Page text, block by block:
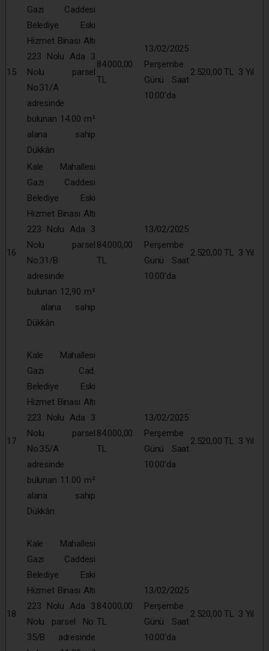
15
Gazi Caddesi
Belediye Eski
Hizmet Binası Altı
223 Nolu Ada 3
Nolu parsel
No:31/A
adresinde
bulunan 14.00 m²
alana sahip
Dükkân
84.000,00
TL
13/02/2025
Perşembe
Günü Saat
10:00’da
2.520,00 TL 3 Yıl
16
Kale Mahallesi
Gazi Caddesi
Belediye Eski
Hizmet Binası Altı
223 Nolu Ada 3
Nolu parsel
No:31/B
adresinde
bulunan 12,90 m²
alana sahip
Dükkân
84.000,00
TL
13/02/2025
Perşembe
Günü Saat
10:00’da
2.520,00 TL 3 Yıl
17
Kale Mahallesi
Gazi Cad.
Belediye Eski
Hizmet Binası Altı
223 Nolu Ada 3
Nolu parsel
No:35/A
adresinde
bulunan 11.00 m²
alana sahip
Dükkân
84.000,00
TL
13/02/2025
Perşembe
Günü Saat
10:00’da
2.520,00 TL 3 Yıl
18
Kale Mahallesi
Gazi Caddesi
Belediye Eski
Hizmet Binası Altı
223 Nolu Ada 3
Nolu parsel No:
35/B adresinde
84.000,00
TL
13/02/2025
Perşembe
Günü Saat
10:00’da
2.520,00 TL 3 Yıl